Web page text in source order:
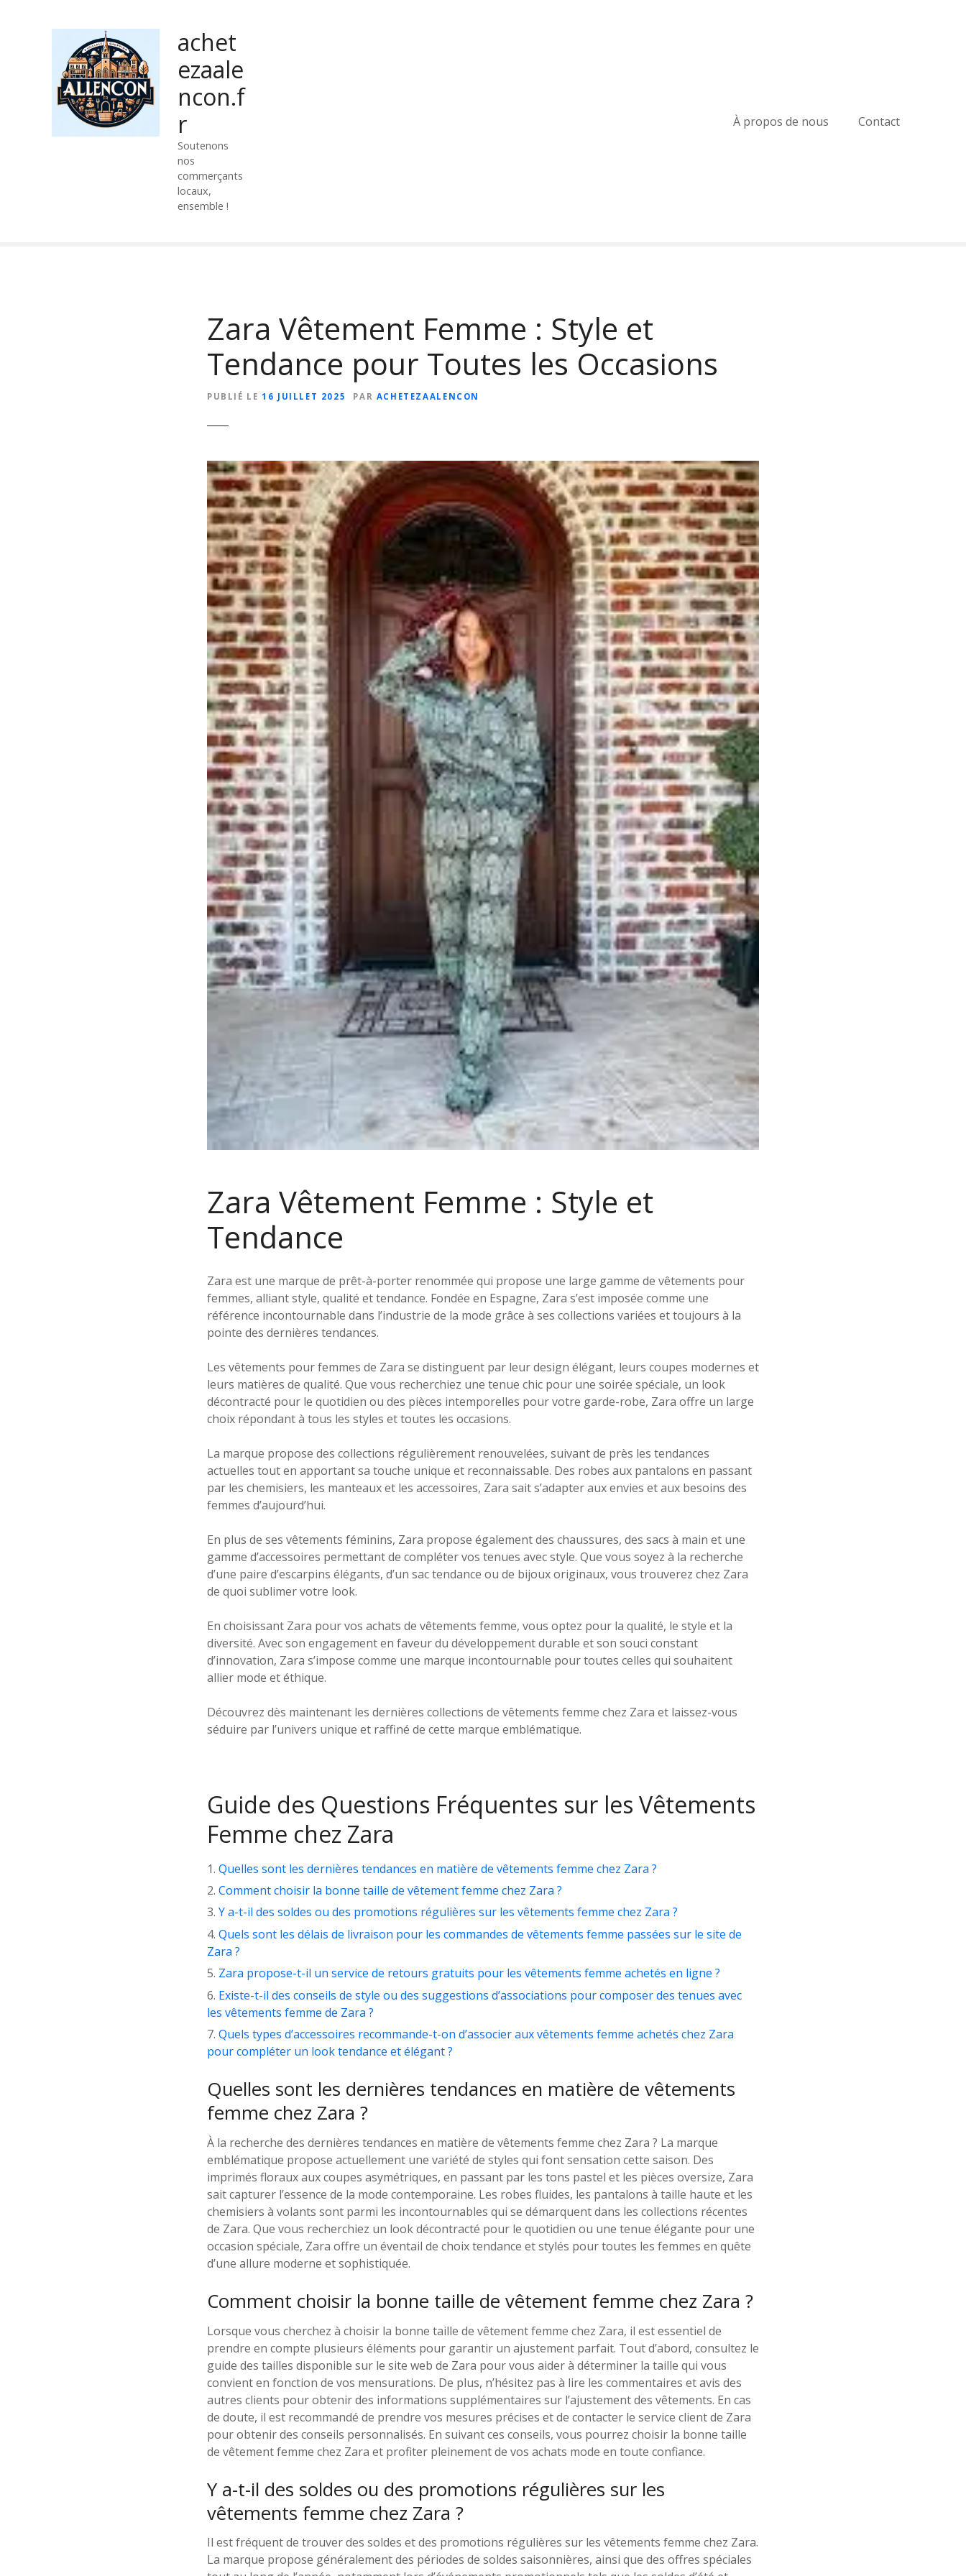
achet
ezaale
ncon.f
r
Soutenons
nos
commerçants
locaux,
ensemble !
À propos de nous Contact
Zara Vêtement Femme : Style et
Tendance pour Toutes les Occasions
PUBLIÉ LE 16 JUILLET 2025 PAR ACHETEZAALENCON
Zara Vêtement Femme : Style et
Tendance
Zara est une marque de prêt-à-porter renommée qui propose une large gamme de vêtements pour
femmes, alliant style, qualité et tendance. Fondée en Espagne, Zara s’est imposée comme une
référence incontournable dans l’industrie de la mode grâce à ses collections variées et toujours à la
pointe des dernières tendances.
Les vêtements pour femmes de Zara se distinguent par leur design élégant, leurs coupes modernes et
leurs matières de qualité. Que vous recherchiez une tenue chic pour une soirée spéciale, un look
décontracté pour le quotidien ou des pièces intemporelles pour votre garde-robe, Zara offre un large
choix répondant à tous les styles et toutes les occasions.
La marque propose des collections régulièrement renouvelées, suivant de près les tendances
actuelles tout en apportant sa touche unique et reconnaissable. Des robes aux pantalons en passant
par les chemisiers, les manteaux et les accessoires, Zara sait s’adapter aux envies et aux besoins des
femmes d’aujourd’hui.
En plus de ses vêtements féminins, Zara propose également des chaussures, des sacs à main et une
gamme d’accessoires permettant de compléter vos tenues avec style. Que vous soyez à la recherche
d’une paire d’escarpins élégants, d’un sac tendance ou de bijoux originaux, vous trouverez chez Zara
de quoi sublimer votre look.
En choisissant Zara pour vos achats de vêtements femme, vous optez pour la qualité, le style et la
diversité. Avec son engagement en faveur du développement durable et son souci constant
d’innovation, Zara s’impose comme une marque incontournable pour toutes celles qui souhaitent
allier mode et éthique.
Découvrez dès maintenant les dernières collections de vêtements femme chez Zara et laissez-vous
séduire par l’univers unique et raffiné de cette marque emblématique.
Guide des Questions Fréquentes sur les Vêtements
Femme chez Zara
Quelles sont les dernières tendances en matière de vêtements femme chez Zara ?
Comment choisir la bonne taille de vêtement femme chez Zara ?
Y a-t-il des soldes ou des promotions régulières sur les vêtements femme chez Zara ?
Quels sont les délais de livraison pour les commandes de vêtements femme passées sur le site de
Zara ?
Zara propose-t-il un service de retours gratuits pour les vêtements femme achetés en ligne ?
Existe-t-il des conseils de style ou des suggestions d’associations pour composer des tenues avec
les vêtements femme de Zara ?
Quels types d’accessoires recommande-t-on d’associer aux vêtements femme achetés chez Zara
pour compléter un look tendance et élégant ?
Quelles sont les dernières tendances en matière de vêtements
femme chez Zara ?
À la recherche des dernières tendances en matière de vêtements femme chez Zara ? La marque
emblématique propose actuellement une variété de styles qui font sensation cette saison. Des
imprimés floraux aux coupes asymétriques, en passant par les tons pastel et les pièces oversize, Zara
sait capturer l’essence de la mode contemporaine. Les robes fluides, les pantalons à taille haute et les
chemisiers à volants sont parmi les incontournables qui se démarquent dans les collections récentes
de Zara. Que vous recherchiez un look décontracté pour le quotidien ou une tenue élégante pour une
occasion spéciale, Zara offre un éventail de choix tendance et stylés pour toutes les femmes en quête
d’une allure moderne et sophistiquée.
Comment choisir la bonne taille de vêtement femme chez Zara ?
Lorsque vous cherchez à choisir la bonne taille de vêtement femme chez Zara, il est essentiel de
prendre en compte plusieurs éléments pour garantir un ajustement parfait. Tout d’abord, consultez le
guide des tailles disponible sur le site web de Zara pour vous aider à déterminer la taille qui vous
convient en fonction de vos mensurations. De plus, n’hésitez pas à lire les commentaires et avis des
autres clients pour obtenir des informations supplémentaires sur l’ajustement des vêtements. En cas
de doute, il est recommandé de prendre vos mesures précises et de contacter le service client de Zara
pour obtenir des conseils personnalisés. En suivant ces conseils, vous pourrez choisir la bonne taille
de vêtement femme chez Zara et profiter pleinement de vos achats mode en toute confiance.
Y a-t-il des soldes ou des promotions régulières sur les
vêtements femme chez Zara ?
Il est fréquent de trouver des soldes et des promotions régulières sur les vêtements femme chez Zara.
La marque propose généralement des périodes de soldes saisonnières, ainsi que des offres spéciales